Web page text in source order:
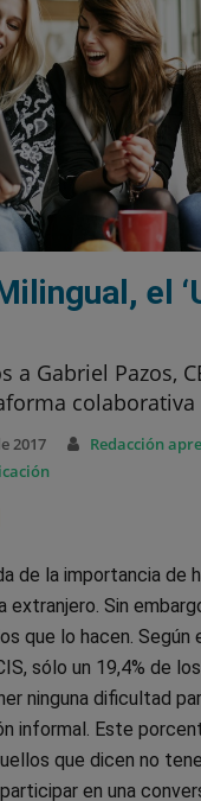
el
a Gabriel Pazos,
2017
Redacción
de la importancia de
extranjero. Sin
que lo hacen. Según
sólo un 19,4% de
ninguna dificultad
informal. Este
que dicen no
en una